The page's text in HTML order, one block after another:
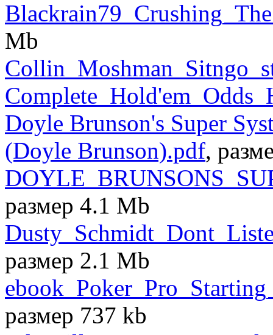
Mb
Doyle Brunson's Super
(Doyle Brunson).pdf,
размер 4.1 Mb
размер 2.1 Mb
размер 737 kb